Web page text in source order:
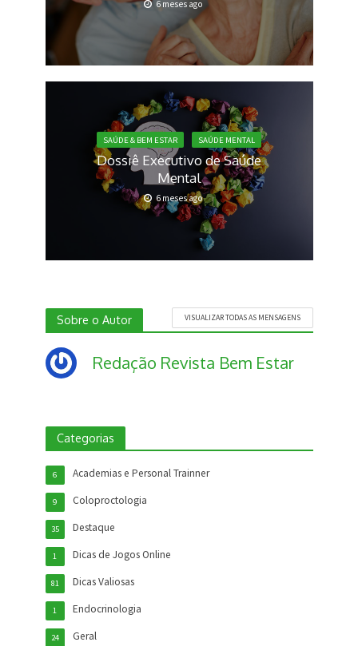
6 meses ago
SAÚDE & BEM ESTAR SAÚDE MENTAL
Dossiê Executivo de Saúde
Mental
6 meses ago
Sobre o Autor VISUALIZAR TODAS AS MENSAGENS
Redação Revista Bem Estar
Categorias
Academias e Personal Trainner
6
Coloproctologia
9
Destaque
35
Dicas de Jogos Online
1
Dicas Valiosas
81
Endocrinologia
1
Geral
24